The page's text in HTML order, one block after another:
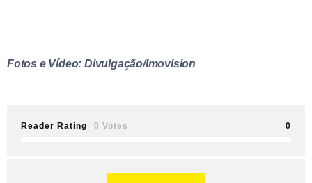
Fotos e Vídeo: Divulgação/Imovision
Reader Rating 0 Votes 0